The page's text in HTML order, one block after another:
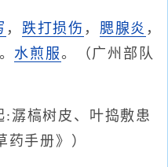
， 跌打损伤 ， 腮腺炎 ，
水煎服。（广州部队
:潺槁树皮、叶捣敷患
手册》）